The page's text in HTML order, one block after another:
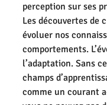
perception sur ses
Les découvertes de
évoluer nos
comportements.
l’adaptation. Sans
champs
comme un courant